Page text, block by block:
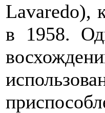
Lavaredo),
в 1958.